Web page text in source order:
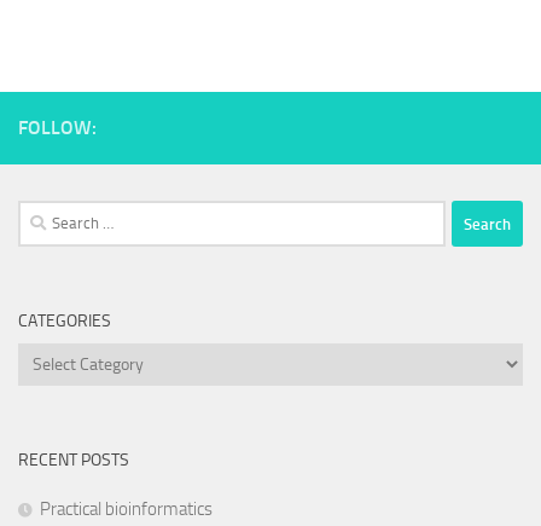
FOLLOW:
Search
for:
CATEGORIES
Categories
RECENT POSTS
Practical bioinformatics